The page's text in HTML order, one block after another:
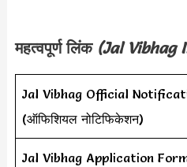
महत्वपूर्ण लिंक (Jal Vibhag
Jal Vibhag Official
(ऑफिशियल नोटिफिकेशन)
Jal Vibhag Application